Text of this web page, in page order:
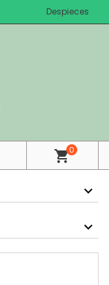
Despieces
shopping_cart0